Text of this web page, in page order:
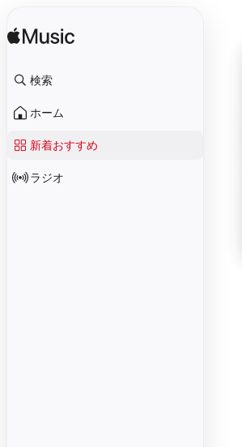
検索
ホーム
新着おすすめ
ラジオ